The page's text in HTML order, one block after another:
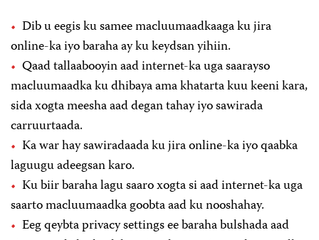
Dib u eegis ku samee macluumaadkaaga ku jira
online-ka iyo baraha ay ku keydsan yihiin.
Qaad tallaabooyin aad internet-ka uga saarayso
macluumaadka ku dhibaya ama khatarta kuu keeni kara,
sida xogta meesha aad degan tahay iyo sawirada
carruurtaada.
Ka war hay sawiradaada ku jira online-ka iyo qaabka
laguugu adeegsan karo.
Ku biir baraha lagu saaro xogta si aad internet-ka uga
saarto macluumaadka goobta aad ku nooshahay.
Eeg qeybta privacy settings ee baraha bulshada aad